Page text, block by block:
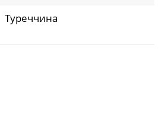
Туреччина